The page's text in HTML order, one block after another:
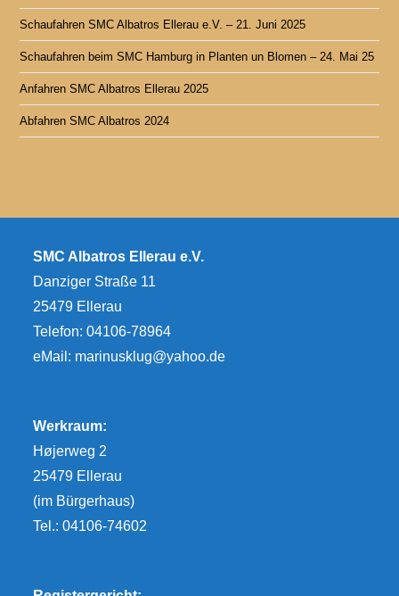
Schaufahren SMC Albatros Ellerau e.V. – 21. Juni 2025
Schaufahren beim SMC Hamburg in Planten un Blomen – 24. Mai 25
Anfahren SMC Albatros Ellerau 2025
Abfahren SMC Albatros 2024
SMC Albatros Ellerau e.V.
Danziger Straße 11
25479 Ellerau
Telefon: 04106-78964
eMail: marinusklug@yahoo.de
Werkraum:
Højerweg 2
25479 Ellerau
(im Bürgerhaus)
Tel.: 04106-74602